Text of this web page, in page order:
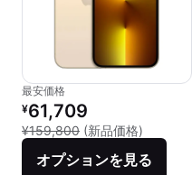
最安価格
リファービッシュ品の価格：
¥61,709
¥159,800 (新品価格)
オプションを見る